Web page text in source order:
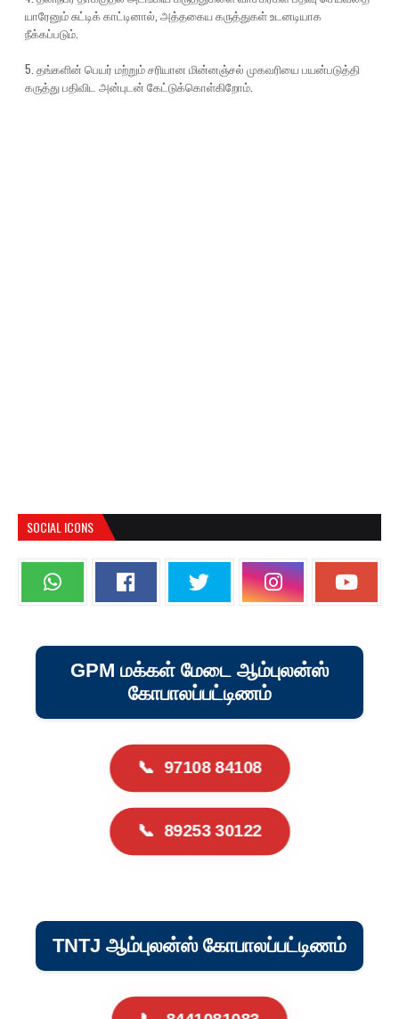
யாரேனும் சுட்டிக் காட்டினால், அத்தகைய கருத்துகள் உடனடியாக
நீக்கப்படும்.
5. தங்களின் பெயர் மற்றும் சரியான மின்னஞ்சல் முகவரியை பயன்படுத்தி
கருத்து பதிவிட அன்புடன் கேட்டுக்கொள்கிறோம்.
SOCIAL ICONS
GPM மக்கள் மேடை ஆம்புலன்ஸ்
கோபாலப்பட்டிணம்
📞 97108 84108
📞 89253 30122
TNTJ ஆம்புலன்ஸ் கோபாலப்பட்டிணம்